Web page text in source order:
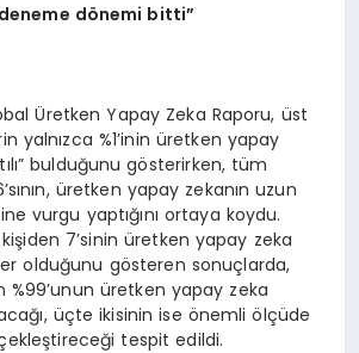
dönemi bitti”
Üretken Yapay Zeka Raporu, üst
yalnızca %1’inin üretken yapay
bulduğunu gösterirken, tüm
üretken yapay zekanın uzun
vurgu yaptığını ortaya koydu.
7’sinin üretken yapay zeka
olduğunu gösteren sonuçlarda,
%99’unun üretken yapay zeka
üçte ikisinin ise önemli ölçüde
tespit edildi.